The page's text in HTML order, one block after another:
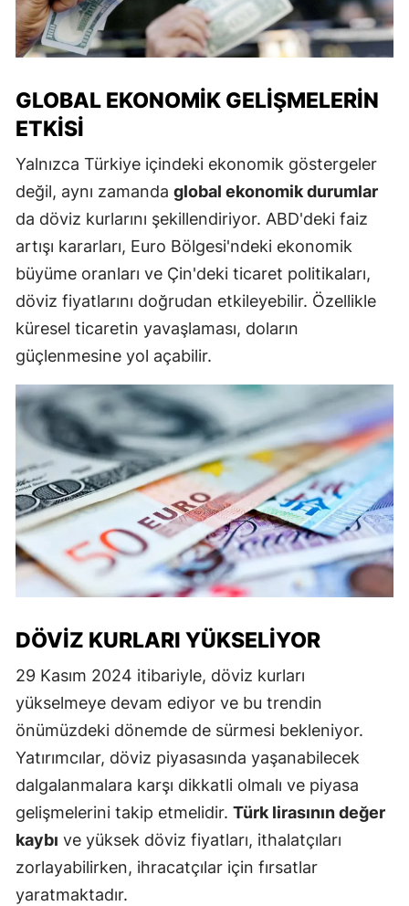
GLOBAL EKONOMIK GELIŞMELERIN
ETKISI
Yalnızca Türkiye içindeki ekonomik göstergeler
değil, aynı zamanda global ekonomik durumlar
da döviz kurlarını şekillendiriyor. ABD'deki faiz
artışı kararları, Euro Bölgesi'ndeki ekonomik
büyüme oranları ve Çin'deki ticaret politikaları,
döviz fiyatlarını doğrudan etkileyebilir. Özellikle
küresel ticaretin yavaşlaması, doların
güçlenmesine yol açabilir.
DÖVIZ KURLARI YÜKSELIYOR
29 Kasım 2024 itibariyle, döviz kurları
yükselmeye devam ediyor ve bu trendin
önümüzdeki dönemde de sürmesi bekleniyor.
Yatırımcılar, döviz piyasasında yaşanabilecek
dalgalanmalara karşı dikkatli olmalı ve piyasa
gelişmelerini takip etmelidir. Türk lirasının değer
kaybı ve yüksek döviz fiyatları, ithalatçıları
zorlayabilirken, ihracatçılar için fırsatlar
yaratmaktadır.